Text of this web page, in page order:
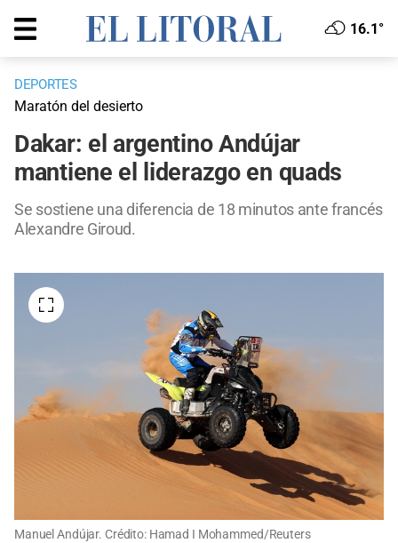
16.1°
DEPORTES
Maratón del desierto
Dakar: el argentino Andújar
mantiene el liderazgo en quads
Se sostiene una diferencia de 18 minutos ante francés
Alexandre Giroud.
Manuel Andújar. Crédito: Hamad I Mohammed/Reuters